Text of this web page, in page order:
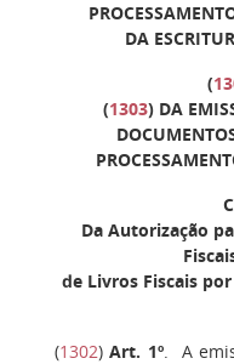
DA
(
(1303) DA
Da Autorização
de Livros Fiscais
(1302)Art. 1º. A